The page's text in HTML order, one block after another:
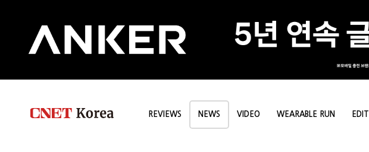
REVIEWS NEWS VIDEO WEARABLE RUN